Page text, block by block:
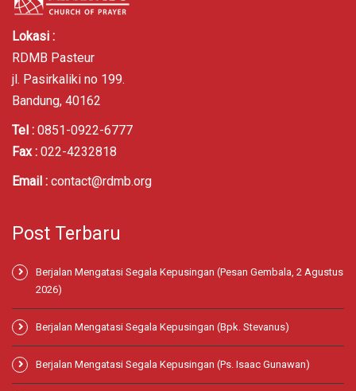
Lokasi :
RDMB Pasteur
jl. Pasirkaliki no 199.
Bandung, 40162
Tel : 0851-0922-6777
Fax : 022-4232818
Email : contact@rdmb.org
Post Terbaru
Berjalan Mengatasi Segala Kepusingan (Pesan Gembala, 2 Agustus
2026)
Berjalan Mengatasi Segala Kepusingan (Bpk. Stevanus)
Berjalan Mengatasi Segala Kepusingan (Ps. Isaac Gunawan)